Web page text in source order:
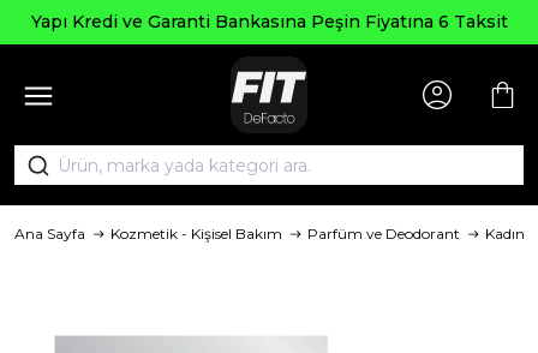
ve Garanti Bankasına Peşin Fiyatına 6 Taksit
Ana Sayfa Kozmetik - Kişisel Bakım Parfüm ve Deodorant Kadın